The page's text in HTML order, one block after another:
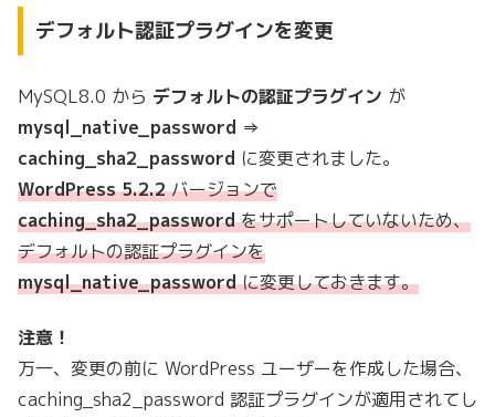
デフォルト認証プラグインを変更
MySQL8.0 から デフォルトの認証プラグイン が
mysql_native_password ⇒
caching_sha2_password に変更されました。
WordPress 5.2.2バージョンで
caching_sha2_passwordをサポートしていないため、
デフォルトの認証プラグインを
mysql_native_passwordに変更しておきます。
注意！
万一、変更の前に WordPress ユーザーを作成した場合、
caching_sha2_password 認証プラグインが適用されてし